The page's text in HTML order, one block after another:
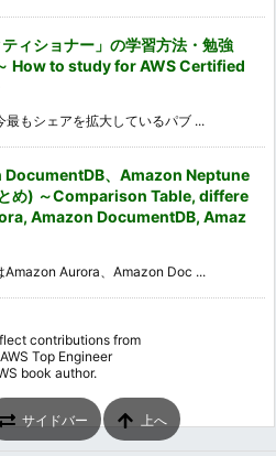
ィショナー」の学習方法・勉強
How to study for AWS Certified
もシェアを拡大しているパブ ...
、Amazon Neptune
め) ～Comparison Table, differe
Amazon DocumentDB, Amaz
Amazon Aurora、Amazon Doc ...
contributions from
Top Engineer
book author.
サイドバー 上へ